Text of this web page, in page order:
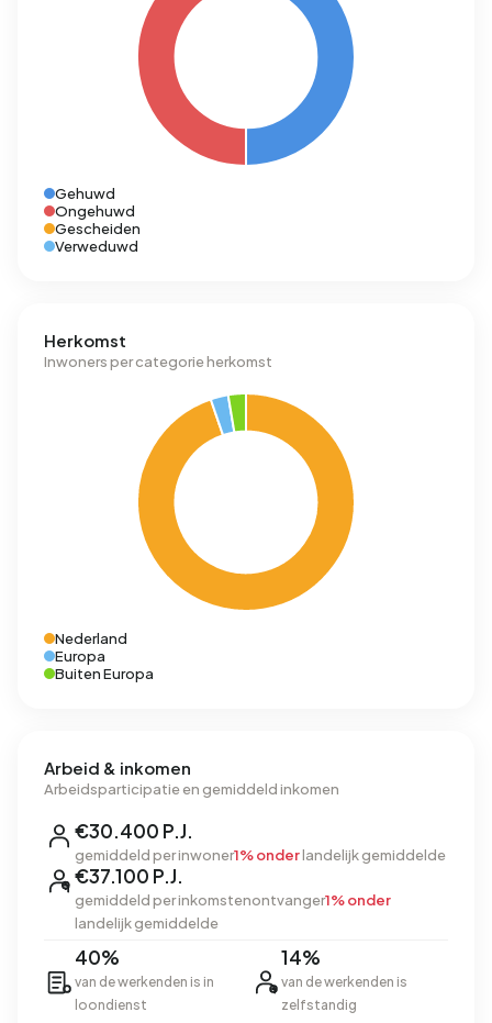
Gehuwd
Ongehuwd
Gescheiden
Verweduwd
Herkomst
Inwoners per categorie herkomst
Nederland
Europa
Buiten Europa
Arbeid & inkomen
Arbeidsparticipatie en gemiddeld inkomen
€30.400 P.J.
gemiddeld per inwoner1% onderlandelijk gemiddelde
€37.100 P.J.
gemiddeld per inkomstenontvanger1% onder
landelijk gemiddelde
40%
van de werkenden is in
loondienst
14%
van de werkenden is
zelfstandig